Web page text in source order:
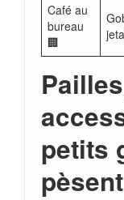
Café au
bureau
🏢
petits